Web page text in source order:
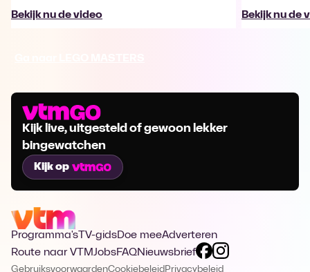
Bekijk nu de video Bekijk nu de
Kijk live, uitgesteld of gewoon lekker
bingewatchen
Kijk op
Programma's TV-gidsDoe meeAdverteren
Route naar VTMJobsFAQNieuwsbrief
GebruiksvoorwaardenCookiebeleid Privacybeleid